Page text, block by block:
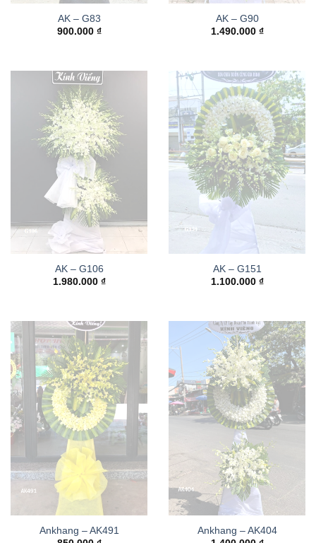
AK – G83
900.000 ₫
AK – G90
1.490.000 ₫
AK – G106
1.980.000 ₫
AK – G151
1.100.000 ₫
Ankhang – AK491
Ankhang – AK404